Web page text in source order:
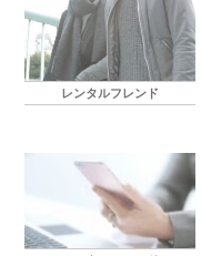
レンタルフレンド